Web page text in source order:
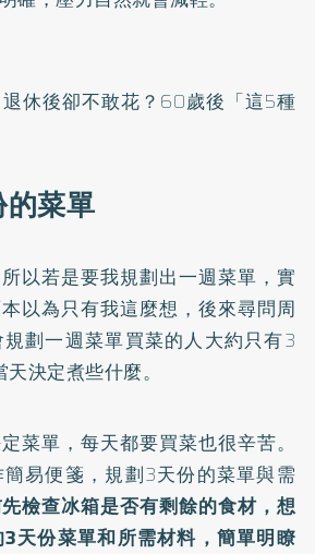
休後卻不敢花？60歲後「這5種
菜單
以若是要我規劃出一週菜單，實
以為只有我這麼想，後來尋問周
劃一週菜單買菜的人大約只有3
決定煮些什麼。
菜單，每天都要買菜也很辛苦。
易便箋，規劃3天份的菜單與需
檢查冰箱是否有剩餘的食材，想
天份菜單和所需材料，簡單明瞭